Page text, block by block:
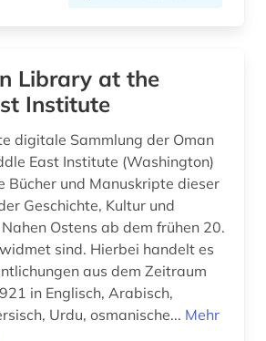
Library at the
Institute
digitale Sammlung der Oman
East Institute (Washington)
Bücher und Manuskripte dieser
Geschichte, Kultur und
Ostens ab dem frühen 20.
sind. Hierbei handelt es
aus dem Zeitraum
in Englisch, Arabisch,
Urdu, osmanische... Mehr